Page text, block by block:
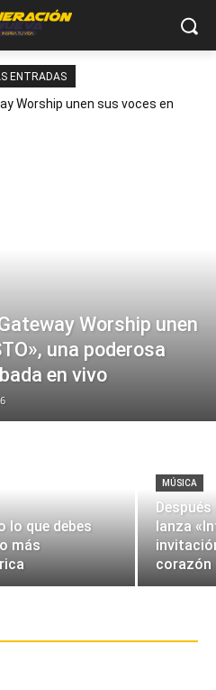
ENTRADAS
Worship unen sus voces en
Worship unen
una poderosa
en vivo
lo que debes
más
MÚSICA
lanza
corazón